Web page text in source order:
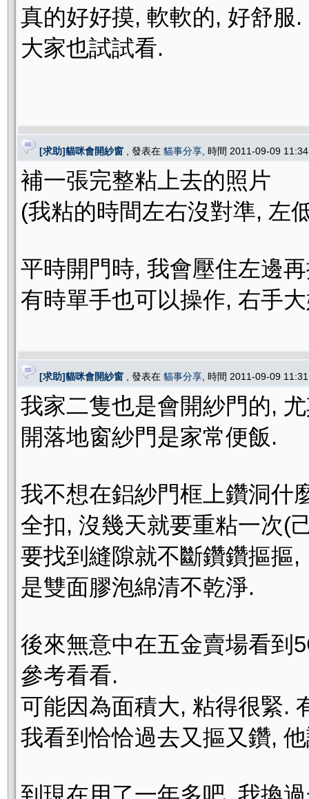
真的好好摸, 軟軟的, 好舒服.
大家也試試看.
[求助]貓咪會開紗窗 , 發表在 貓事分享 , 時間 2011-09-09
補一張完整粘上去的照片
(我粘的時間左右沒對準, 左
平時開門時, 我會壓住左邊
有時單手也可以操作, 右手
[求助]貓咪會開紗窗 , 發表在 貓事分享 , 時間 2011-09-09
我家二隻也是會開紗門的,
開落地窗紗門是家常便飯.
我不想在鋁紗門框上鑽洞什
全扣, 沒幾天就要重粘一次(
要找到縫隙就不斷鑽鑽摳摳
是雙面膠泡綿清不乾淨.
後來無意中在五金賣場看到
參考看看.
可能因為面積大, 粘得很緊.
我看到恰恰過去又摳又鑽,